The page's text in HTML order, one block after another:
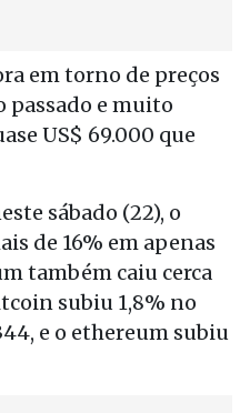
em torno de preços
passado e muito
US$ 69.000 que
sábado (22), o
de 16% em apenas
também caiu cerca
subiu 1,8% no
e o ethereum subiu